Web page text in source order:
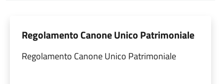
Regolamento Canone Unico Patrimoniale
Regolamento Canone Unico Patrimoniale